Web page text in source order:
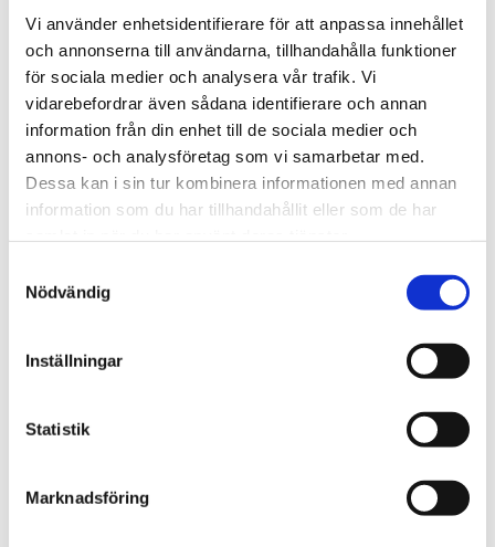
Vi använder enhetsidentifierare för att anpassa innehållet
och annonserna till användarna, tillhandahålla funktioner
för sociala medier och analysera vår trafik. Vi
vidarebefordrar även sådana identifierare och annan
information från din enhet till de sociala medier och
annons- och analysföretag som vi samarbetar med.
Dessa kan i sin tur kombinera informationen med annan
information som du har tillhandahållit eller som de har
Nödvändig
Inställningar
Statistik
Marknadsföring
TRANSPORT
Boka transport eller få ett prisförslag?*
Önskar boka
Önskar prisförslag
Datum*
Hämtas klockan*
Från adress*